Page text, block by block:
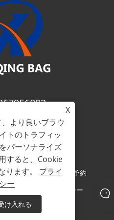
qing.com
限公司すべての権利予約
プライバシーポリシー
X
より良いブラウ
トのトラフィッ
パーソナライズ
すると、Cookie
ります。 プライ
ー
け入れる